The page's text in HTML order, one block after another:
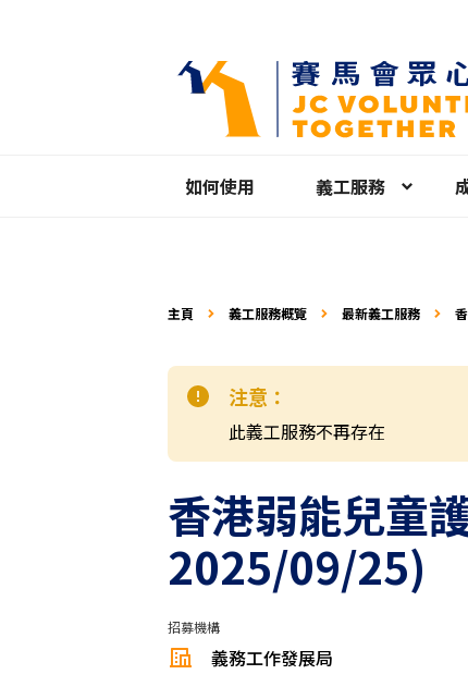
如何使用 義工服務
主頁 義工服務概覽 最新義工服務
注意：
此義工服務不再存在
香港弱能兒童
2025/09/25)
招募機構
義務工作發展局